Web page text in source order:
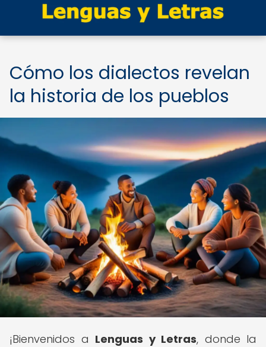
Cómo los dialectos revelan
la historia de los pueblos
¡Bienvenidos a Lenguas y Letras, donde la